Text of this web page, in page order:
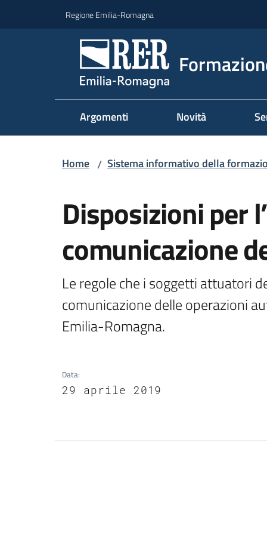
Regione Emilia-Romagna
Argomenti Novità
Home / Sistema informativo della
Disposizioni per
comunicazione
Le regole che i soggetti attuatori
comunicazione delle operazioni
Emilia-Romagna.
Data:
29 aprile 2019